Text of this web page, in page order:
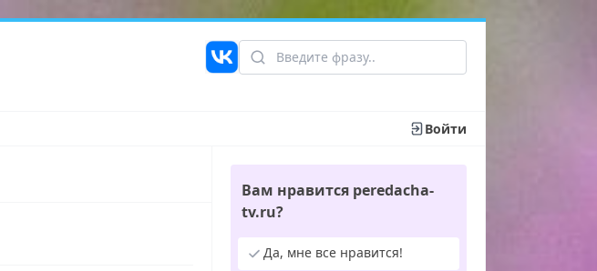
Войти
Вам нравится peredacha-
tv.ru?
Да, мне все нравится!